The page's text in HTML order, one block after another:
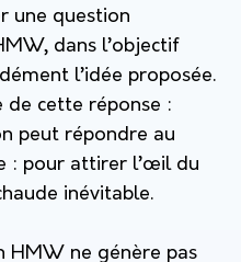
une question
dans l’objectif
l’idée proposée.
de cette réponse :
peut répondre au
: pour attirer l’œil du
inévitable.
HMW ne génère pas